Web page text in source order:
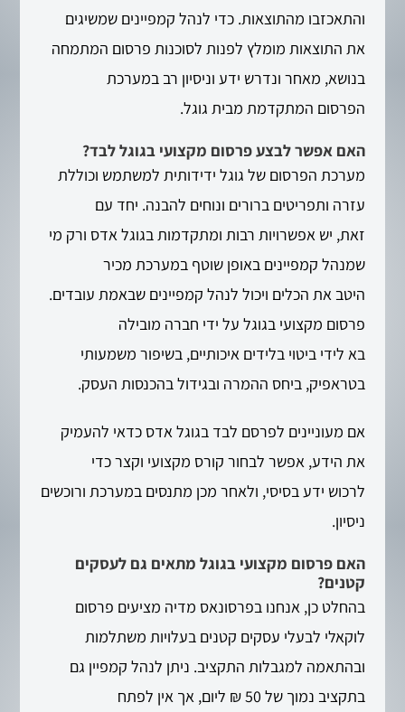
והתאכזבו מהתוצאות. כדי לנהל קמפיינים שמשיגים
את התוצאות מומלץ לפנות לסוכנות פרסום המתמחה
בנושא, מאחר ונדרש ידע וניסיון רב במערכת
הפרסום המתקדמת מבית גוגל.
האם אפשר לבצע פרסום מקצועי בגוגל לבד?
מערכת הפרסום של גוגל ידידותית למשתמש וכוללת
עזרה ותפריטים ברורים ונוחים להבנה. יחד עם
זאת, יש אפשרויות רבות ומתקדמות בגוגל אדס ורק מי
שמנהל קמפיינים באופן שוטף במערכת מכיר
היטב את הכלים ויכול לנהל קמפיינים שבאמת עובדים.
פרסום מקצועי בגוגל על ידי חברה מובילה
בא לידי ביטוי בלידים איכותיים, בשיפור משמעותי
בטראפיק, ביחס ההמרה ובגידול בהכנסות העסק.
אם מעוניינים לפרסם לבד בגוגל אדס כדאי להעמיק
את הידע, אפשר לבחור קורס מקצועי וקצר כדי
לרכוש ידע בסיסי, ולאחר מכן מתנסים במערכת ורוכשים
ניסיון.
האם פרסום מקצועי בגוגל מתאים גם לעסקים
קטנים?
בהחלט כן, אנחנו בפרסונאס מדיה מציעים פרסום
לוקאלי לבעלי עסקים קטנים בעלויות משתלמות
ובהתאמה למגבלות התקציב. ניתן לנהל קמפיין גם
בתקציב נמוך של 50 ₪ ליום, אך אין לפתח